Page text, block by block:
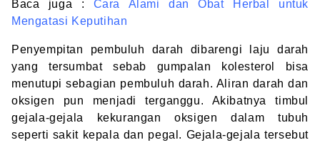
Baca juga : Cara Alami dan Obat Herbal untuk
Mengatasi Keputihan
Penyempitan pembuluh darah dibarengi laju darah
yang tersumbat sebab gumpalan kolesterol bisa
menutupi sebagian pembuluh darah. Aliran darah dan
oksigen pun menjadi terganggu. Akibatnya timbul
gejala-gejala kekurangan oksigen dalam tubuh
seperti sakit kepala dan pegal. Gejala-gejala tersebut